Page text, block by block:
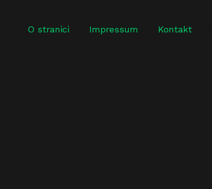
O stranici Impressum Kontakt